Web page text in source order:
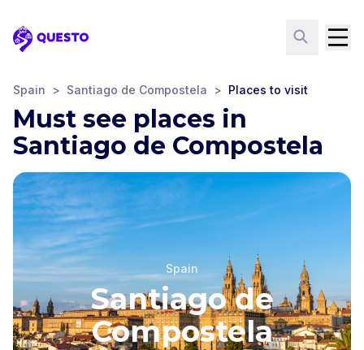
Questo
Spain > Santiago de Compostela > Places to visit
Must see places in
Santiago de Compostela
Spain
Santiago de
Compostela